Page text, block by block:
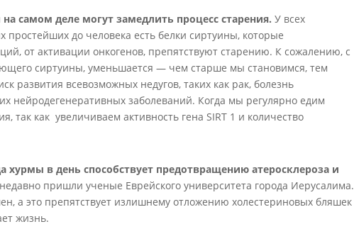
самом деле могут замедлить процесс старения. У всех
простейших до человека есть белки сиртуины, которые
от активации онкогенов, препятствуют старению. К сожалению, с
сиртуины, уменьшается — чем старше мы становимся, тем
развития всевозможных недугов, таких как рак, болезнь
нейродегенеративных заболеваний. Когда мы регулярно едим
так как увеличиваем активность гена SIRT 1 и количество
хурмы в день способствует предотвращению атеросклероза и
пришли ученые Еврейского университета города Иерусалима.
а это препятствует излишнему отложению холестериновых бляшек
жизнь.